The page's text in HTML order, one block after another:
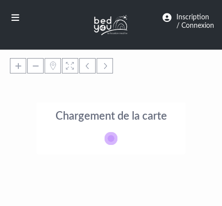
Inscription
/ Connexion
Chargement de la carte